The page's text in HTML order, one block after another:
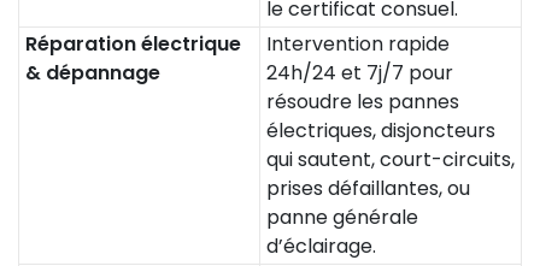
le certificat consuel.
Réparation électrique
& dépannage
Intervention rapide
24h/24 et 7j/7 pour
résoudre les pannes
électriques, disjoncteurs
qui sautent, court-circuits,
prises défaillantes, ou
panne générale
d’éclairage.